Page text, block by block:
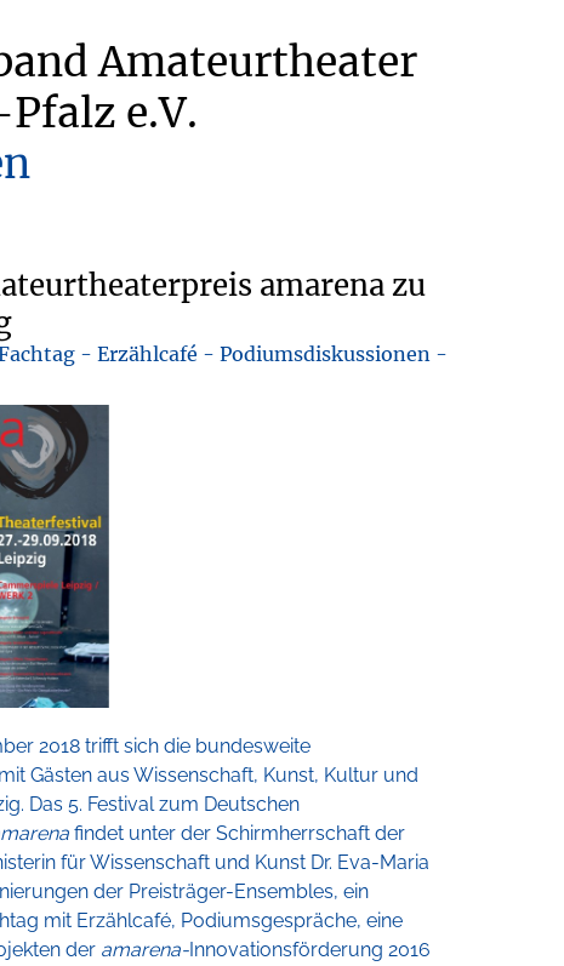
Amateurtheater
e.V.
amarena zu
- Erzählcafé - Podiumsdiskussionen -
2018 trifft sich die bundesweite
Gästen aus Wissenschaft, Kunst, Kultur und
Das 5. Festival zum Deutschen
findet unter der Schirmherrschaft der
für Wissenschaft und Kunst Dr. Eva-Maria
der Preisträger-Ensembles, ein
mit Erzählcafé, Podiumsgespräche, eine
der amarena-Innovationsförderung 2016